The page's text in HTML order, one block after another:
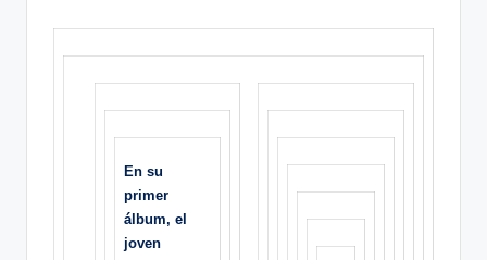
En su
primer
álbum, el
joven